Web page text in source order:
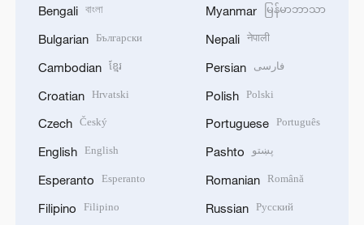
Bengali বাংলা
Bulgarian Български
Cambodian ខ្មែរ
Croatian Hrvatski
Czech Český
English English
Esperanto Esperanto
Filipino Filipino
Myanmar မြန်မာဘာသာ
Nepali नेपाली
Persian فارسی
Polish Polski
Portuguese Português
Pashto پښتو
Romanian Română
Russian Русский